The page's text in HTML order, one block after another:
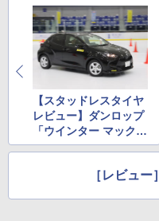
【スタッドレスタイヤ
レビュー】ダンロップ
「ウインター マックス
03」を0℃付近のスケ
［レビュ